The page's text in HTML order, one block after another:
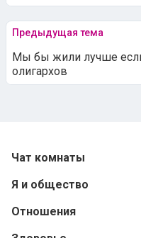
Предыдущая тема
Мы бы жили лучше
олигархов
Чат комнаты
Я и общество
Отношения